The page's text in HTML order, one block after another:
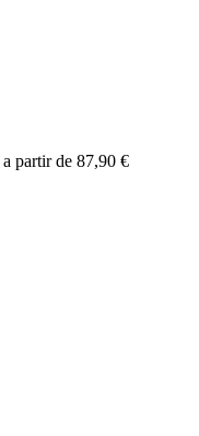
a partir de 87,90 €